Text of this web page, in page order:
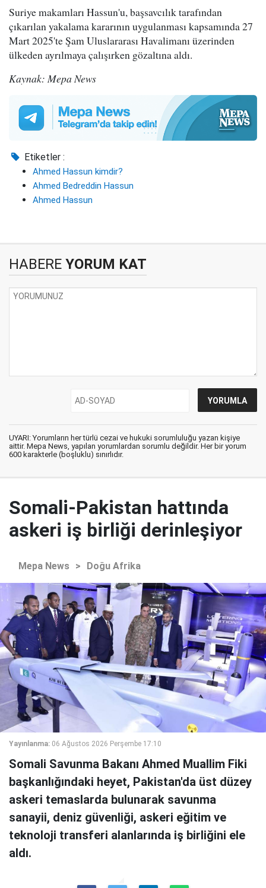
Suriye makamları Hassun'u, başsavcılık tarafından
çıkarılan yakalama kararının uygulanması kapsamında 27
Mart 2025'te Şam Uluslararası Havalimanı üzerinden
ülkeden ayrılmaya çalışırken gözaltına aldı.
Kaynak: Mepa News
Etiketler :
Ahmed Hassun kimdir?
Ahmed Bedreddin Hassun
Ahmed Hassun
HABERE YORUM KAT
UYARI: Yorumların her türlü cezai ve hukuki sorumluluğu yazan kişiye
aittir. Mepa News, yapılan yorumlardan sorumlu değildir. Her bir yorum
600 karakterle (boşluklu) sınırlıdır.
Somali-Pakistan hattında
askeri iş birliği derinleşiyor
Mepa News > Doğu Afrika
Yayınlanma: 06 Ağustos 2026 Perşembe 17:10
Somali Savunma Bakanı Ahmed Muallim Fiki
başkanlığındaki heyet, Pakistan'da üst düzey
askeri temaslarda bulunarak savunma
sanayii, deniz güvenliği, askeri eğitim ve
teknoloji transferi alanlarında iş birliğini ele
aldı.